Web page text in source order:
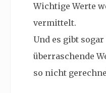
Wichtige Werte
vermittelt.
Und es gibt
überraschende
so nicht